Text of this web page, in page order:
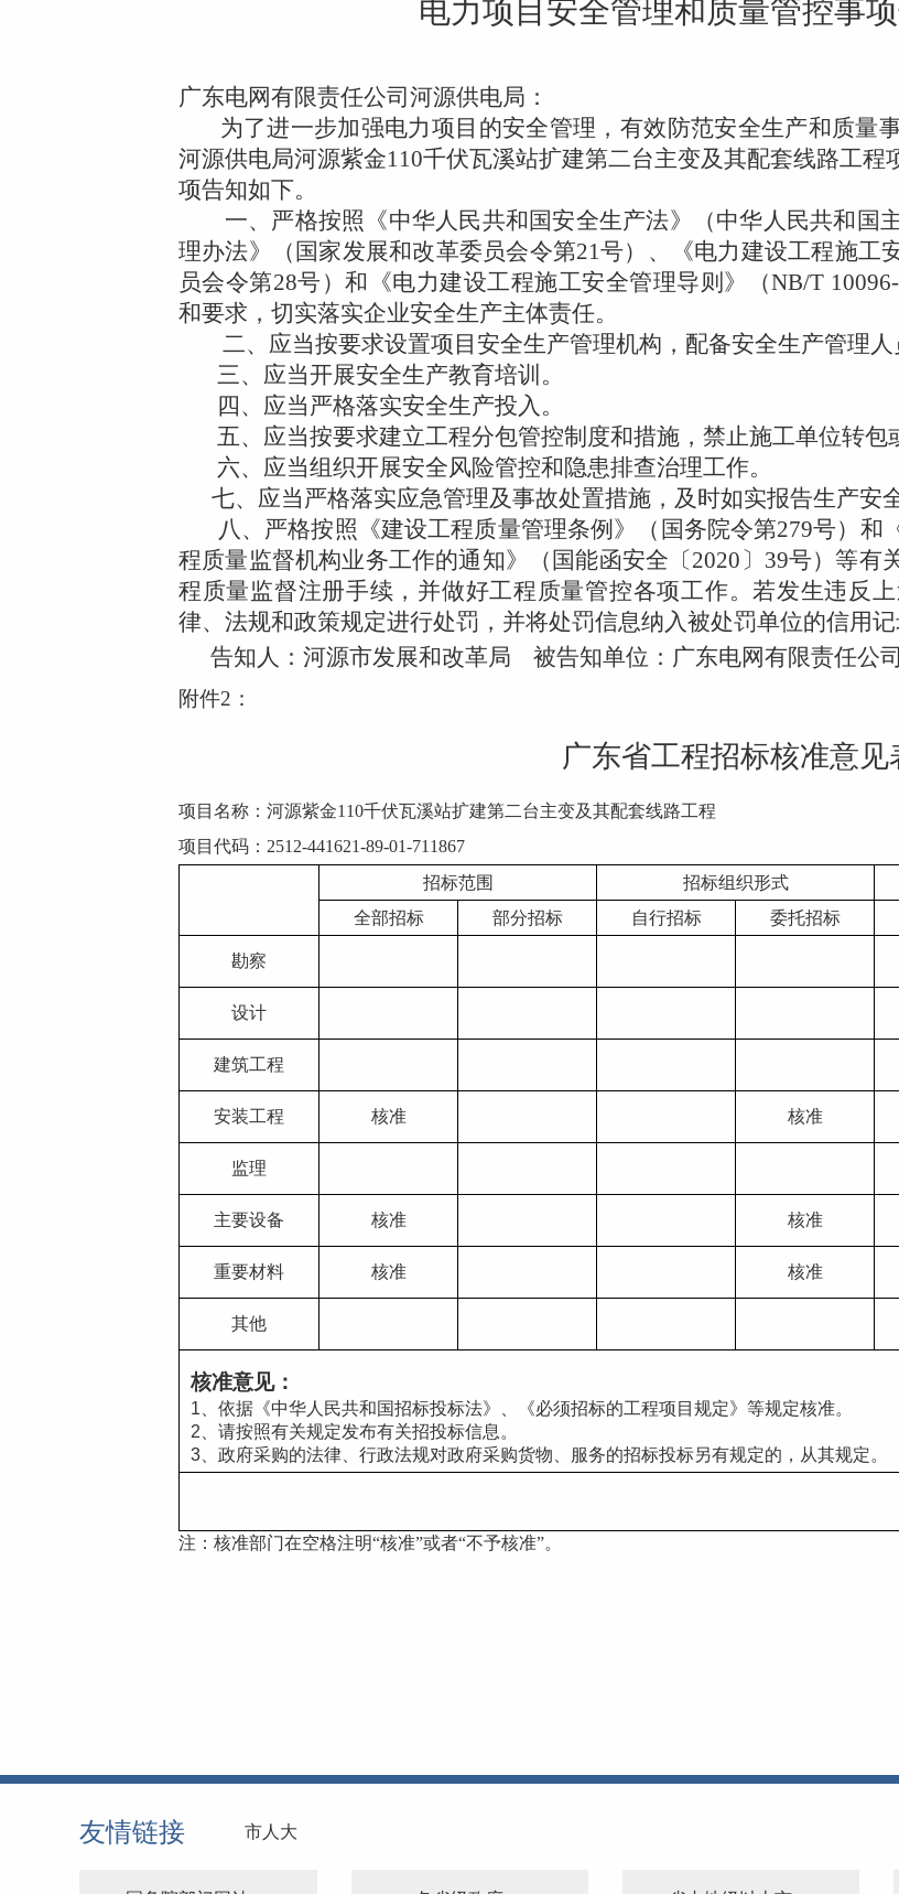
电力项目安全管理和质量管控事
广东电网有限责任公司河源供电局：
为了进一步加强电力项目的安全管理，有效防范安全生产和质量
河源供电局河源紫金110千伏瓦溪站扩建第二台主变及其配套线路工
项告知如下。
一、严格按照《中华人民共和国安全生产法》（中华人民共和国
理办法》（国家发展和改革委员会令第21号）、《电力建设工程施工
员会令第28号）和《电力建设工程施工安全管理导则》（NB/T
和要求，切实落实企业安全生产主体责任。
二、应当按要求设置项目安全生产管理机构，配备安全生产管理人
三、应当开展安全生产教育培训。
四、应当严格落实安全生产投入。
五、应当按要求建立工程分包管控制度和措施，禁止施工单位转包
六、应当组织开展安全风险管控和隐患排查治理工作。
七、应当严格落实应急管理及事故处置措施，及时如实报告生产安
八、严格按照《建设工程质量管理条例》（国务院令第279号）和
程质量监督机构业务工作的通知》（国能函安全〔2020 〕 39号）等有
程质量监督注册手续，并做好工程质量管控各项工作。若发生违反
律、法规和政策规定进行处罚，并将处罚信息纳入被处罚单位的信用记
告知人：河源市发展和改革局 被告知单位： 广东电网有限责任公
附件2：
广东省工程招标核准意见
项目名称： 河源紫金110千伏瓦溪站扩建第二台主变及其配套线路工程
项目代码： 2512-441621-89-01-711867
招标范围
招标组织形式
全部招标
部分招标 自行招标 委托招标
勘察
设计
建筑工程
安装工程 核准 核准
监理
主要设备 核准 核准
重要材料 核准 核准
其他
核准意见：
1、依据《中华人民共和国招标投标法》、《必须招标的工程项目规定》等规定核准。
2、请按照有关规定发布有关招投标信息。
3、政府采购的法律、行政法规对政府采购货物、服务的招标投标另有规定的，从其规定。
注：核准部门在空格注明“核准”或者“不予核准”。
友情链接 市人大